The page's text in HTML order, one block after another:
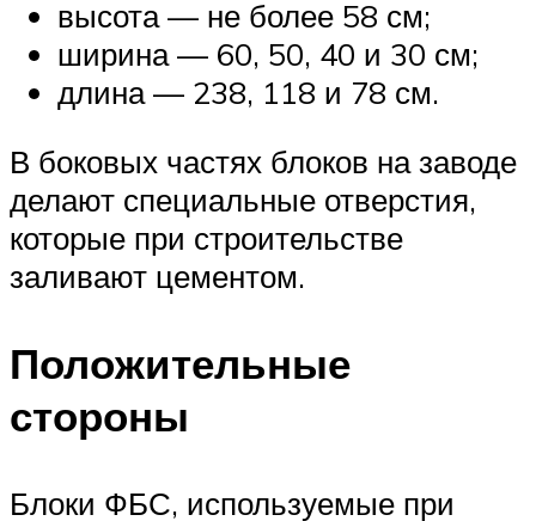
высота — не более 58 см;
ширина — 60, 50, 40 и 30 см;
длина — 238, 118 и 78 см.
В боковых частях блоков на заводе
делают специальные отверстия,
которые при строительстве
заливают цементом.
Положительные
стороны
Блоки ФБС, используемые при